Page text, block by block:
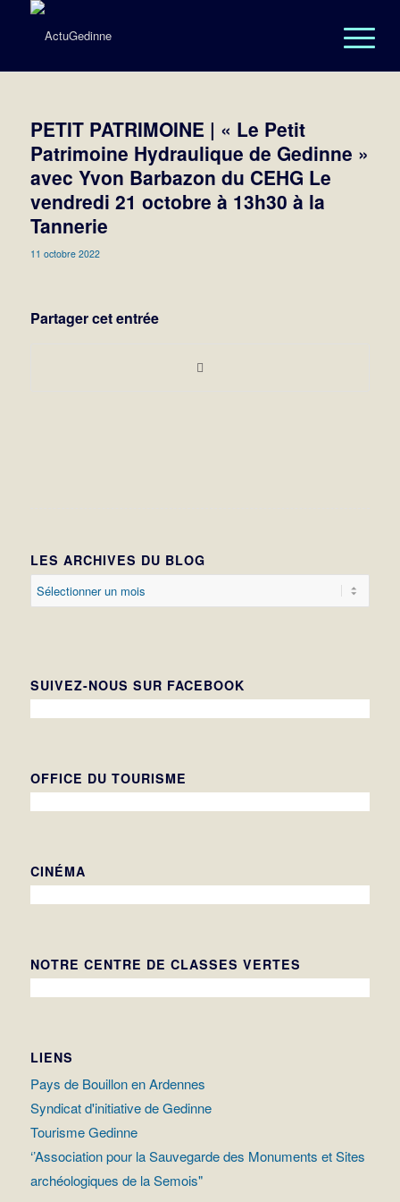
PETIT PATRIMOINE | « Le Petit
Patrimoine Hydraulique de Gedinne »
avec Yvon Barbazon du CEHG Le
vendredi 21 octobre à 13h30 à la
Tannerie
11 octobre 2022
Partager cet entrée
LES ARCHIVES DU BLOG
SUIVEZ-NOUS SUR FACEBOOK
OFFICE DU TOURISME
CINÉMA
NOTRE CENTRE DE CLASSES VERTES
LIENS
Pays de Bouillon en Ardennes
Syndicat d'initiative de Gedinne
Tourisme Gedinne
‘’Association pour la Sauvegarde des Monuments et Sites
archéologiques de la Semois"